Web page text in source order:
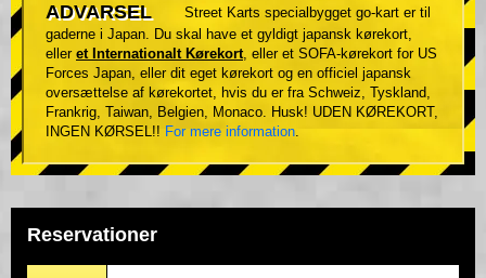
ADVARSEL
Street Karts specialbygget go-kart er til
gaderne i Japan. Du skal have et gyldigt japansk kørekort,
eller et Internationalt Kørekort, eller et SOFA-kørekort for US
Forces Japan, eller dit eget kørekort og en officiel japansk
oversættelse af kørekortet, hvis du er fra Schweiz, Tyskland,
Frankrig, Taiwan, Belgien, Monaco. Husk! UDEN KØREKORT,
INGEN KØRSEL!! For mere information.
Reservationer